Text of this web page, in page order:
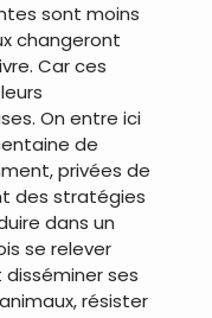
sont moins
changeront
Car ces
On entre ici
de
privées de
des stratégies
dans un
se relever
ses
résister